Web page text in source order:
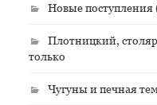
Новые поступления
Плотницкий,
только
Чугуны и печная